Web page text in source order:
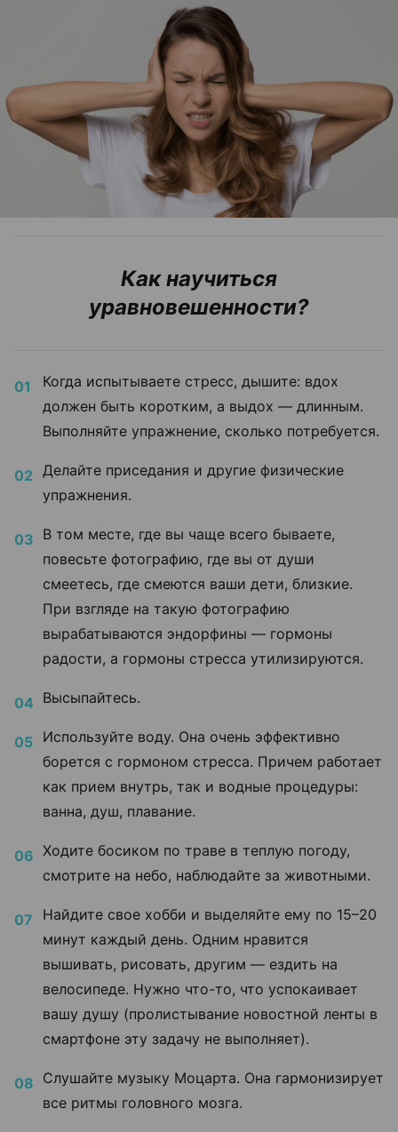
Как научиться
уравновешенности?
Когда испытываете стресс, дышите: вдох
должен быть коротким, а выдох — длинным.
Выполняйте упражнение, сколько потребуется.
Делайте приседания и другие физические
упражнения.
В том месте, где вы чаще всего бываете,
повесьте фотографию, где вы от души
смеетесь, где смеются ваши дети, близкие.
При взгляде на такую фотографию
вырабатываются эндорфины — гормоны
радости, а гормоны стресса утилизируются.
Высыпайтесь.
Используйте воду. Она очень эффективно
борется с гормоном стресса. Причем работает
как прием внутрь, так и водные процедуры:
ванна, душ, плавание.
Ходите босиком по траве в теплую погоду,
смотрите на небо, наблюдайте за животными.
Найдите свое хобби и выделяйте ему по 15–20
минут каждый день. Одним нравится
вышивать, рисовать, другим — ездить на
велосипеде. Нужно что-то, что успокаивает
вашу душу (пролистывание новостной ленты в
смартфоне эту задачу не выполняет).
Слушайте музыку Моцарта. Она гармонизирует
все ритмы головного мозга.